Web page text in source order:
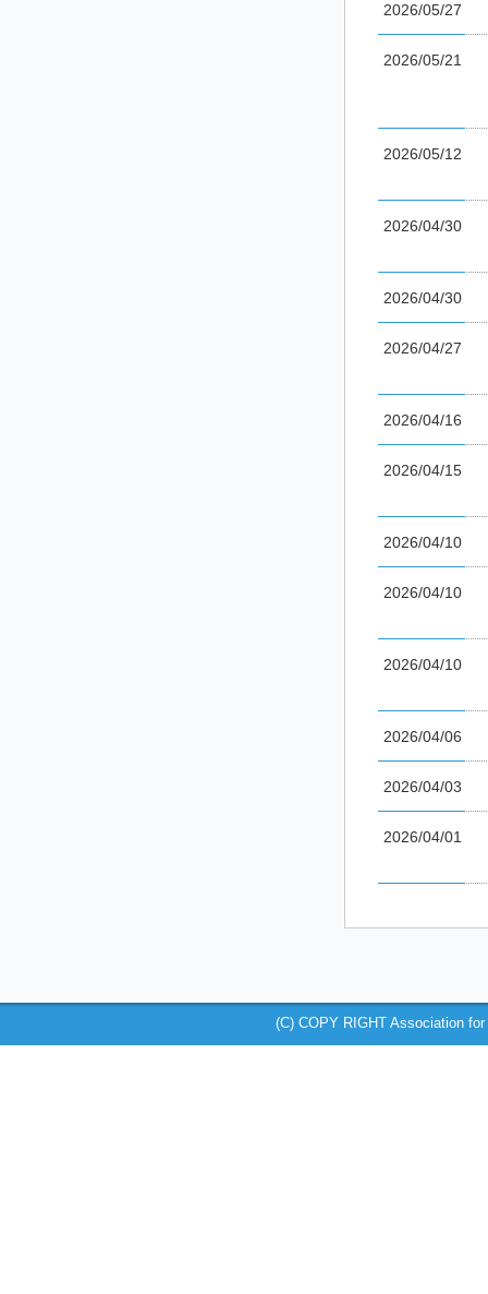
2026/05/27
2026/05/21
2026/05/12
2026/04/30
2026/04/30
2026/04/27
2026/04/16
2026/04/15
2026/04/10
2026/04/10
2026/04/10
2026/04/06
2026/04/03
2026/04/01
(C) COPY RIGHT Association